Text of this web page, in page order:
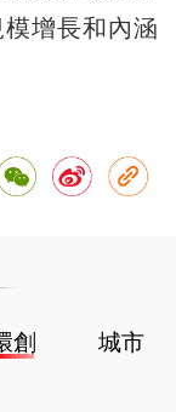
增長和內涵
創 城市